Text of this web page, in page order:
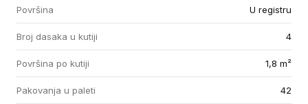
Površina U registru
Broj dasaka u kutiji 4
Površina po kutiji 1,8 m²
Pakovanja u paleti 42